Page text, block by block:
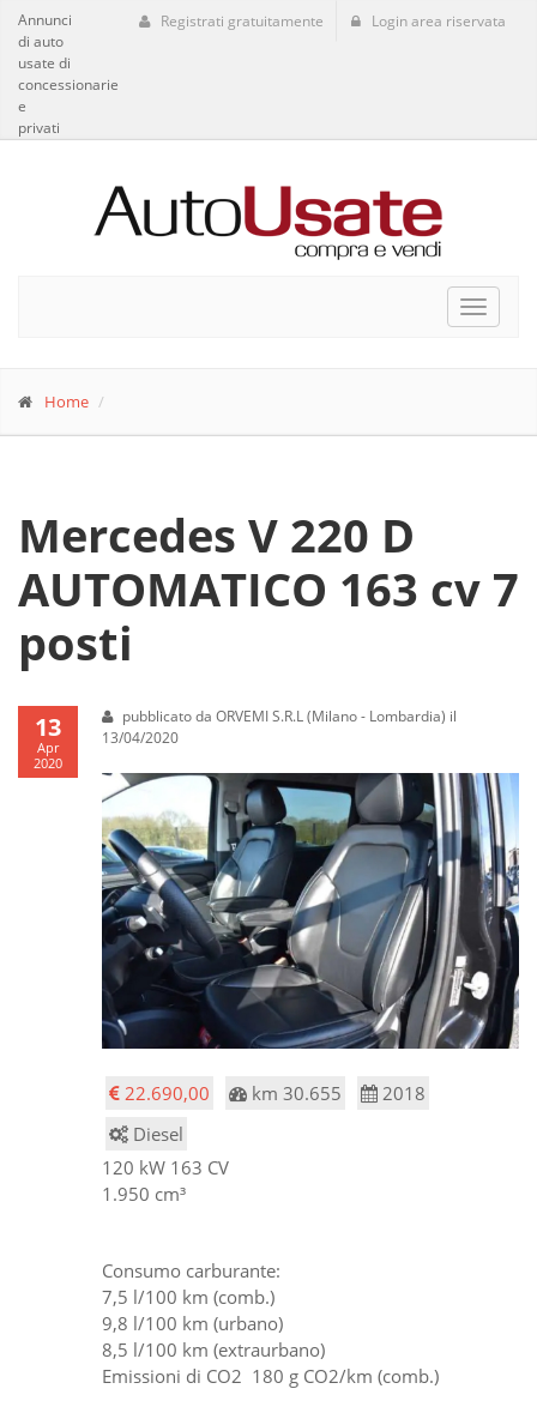
Annunci
di auto
usate di
concessionarie
e
privati
Registrati gratuitamente Login area riservata
Toggle
Home
Mercedes V 220 D
AUTOMATICO 163 cv 7
posti
13
Apr
2020
pubblicato da ORVEMI S.R.L (Milano - Lombardia) il
13/04/2020
22.690,00 km 30.655
2018
Diesel
120 kW 163 CV
1.950 cm³
Consumo carburante:
7,5 l/100 km (comb.)
9,8 l/100 km (urbano)
8,5 l/100 km (extraurbano)
Emissioni di CO2 180 g CO2/km (comb.)